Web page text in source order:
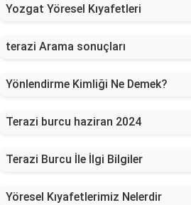
Yozgat Yöresel Kıyafetleri
terazi Arama sonuçları
Yönlendirme Kimliği Ne Demek?
Terazi burcu haziran 2024
Terazi Burcu İle İlgi Bilgiler
Yöresel Kıyafetlerimiz Nelerdir